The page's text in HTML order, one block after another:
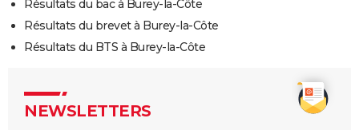
Résultats du bac à Burey-la-Côte
Résultats du brevet à Burey-la-Côte
Résultats du BTS à Burey-la-Côte
NEWSLETTERS